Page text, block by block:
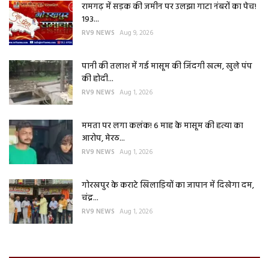
रामगढ़ में सड़क की जमीन पर उलझा गाटा नंबरों का पेच!
193...
RV9 NEWS Aug 9, 2026
पानी की तलाश में गई मासूम की जिंदगी खत्म, खुले पंप
की होदी...
RV9 NEWS Aug 1, 2026
ममता पर लगा कलंक! 6 माह के मासूम की हत्या का
आरोप, मेरठ...
RV9 NEWS Aug 1, 2026
गोरखपुर के कराटे खिलाड़ियों का जापान में दिखेगा दम,
चंद्र...
RV9 NEWS Aug 1, 2026